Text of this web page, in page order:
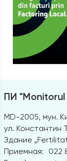
ПИ "Monitorul
MD-2005, мун.
ул. Константин
Здание
Приемная:
022